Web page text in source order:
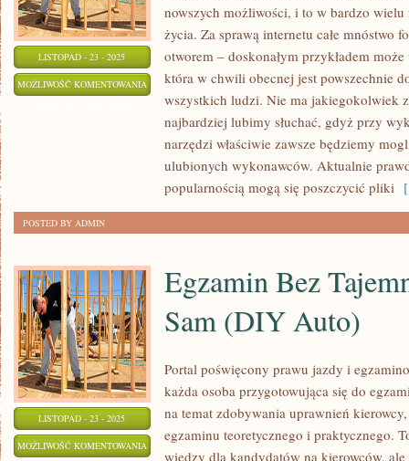
LISTOPAD - 23 - 2025
MOŻLIWOŚĆ KOMENTOWANIA SERIALE
NOWĄ
PASJĄ
WIELU
OSÓB
nowszych możliwości, i to w bardzo wielu
życia. Za sprawą internetu całe mnóstwo
otworem – doskonałym przykładem
która w chwili obecnej jest powszechnie
wszystkich ludzi. Nie ma jakiegokolwiek
najbardziej lubimy słuchać, gdyż przy
narzędzi właściwie zawsze będziemy
ulubionych wykonawców. Aktualnie
popularnością mogą się poszczycić pliki
POSTED BY ADMIN
LISTOPAD - 23 - 2025
MOŻLIWOŚĆ KOMENTOWANIA EGZAMIN
Egzamin Bez
Sam (DIY Auto)
Portal poświęcony prawu jazdy i
każda osoba przygotowująca się do
na temat zdobywania uprawnień
egzaminu teoretycznego i praktycznego.
wiedzy dla kandydatów na kierowców,